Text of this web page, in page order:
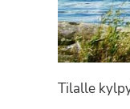
Tilalle